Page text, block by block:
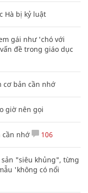
Hà bị kỷ luật
gái như 'chó với
đề trong giáo dục
cơ bản cần nhớ
giờ nên gọi
cần nhớ 106
"siêu khủng", từng
'không có nổi